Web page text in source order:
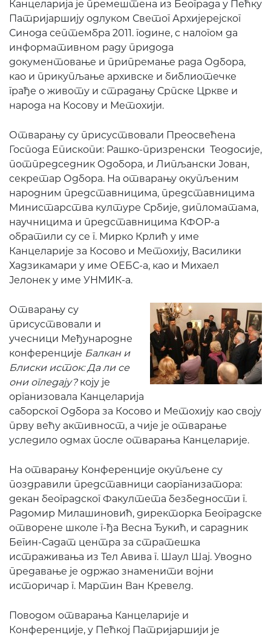
Канцеларија је премештена из Београда у Пећку
Патријаршију одлуком Светог Архијерејског
Синода септембра 2011. године, с налогом да
информативном раду придода
документовање и припремање рада Одбора,
као и прикупљање архивске и библиотечке
грађе о животу и страдању Српске Цркве и
народа на Косову и Метохији.
Отварању су присуствовали Преосвећена
Господа Епископи: Рашко-призренски Теодосије,
потпредседник Одобора, и Липљански Јован,
секретар Одбора. На отварању окупљеним
народним представницима, представницима
Министарства културе Србије, дипломатама,
научницима и представницима КФОР-а
обратили су се г. Мирко Крлић у име
Канцеларије за Косово и Метохију, Василики
Хадзикамари у име ОЕБС-а, као и Михаел
Јелонек у име УНМИК-а.
Отварању су
присуствовали и
учесници Међународне
конференције Балкан и
Блиски исток:Да ли се
они огледају? коју је
организовала Канцеларија
саборског Одбора за Косово и Метохију као своју
прву већу активност, а чије је отварање
уследило одмах после отварања Канцеларије.
На отварању Конференције окупљене су
поздравили представници саорганизатора:
декан београдског Факултета безбедности г.
Радомир Милашиновић, директорка Београдске
отворене школе г-ђа Весна Ђукић, и сарадник
Бегин-Садат центра за стратешка
истраживања из Тел Авива г. Шаул Шај. Уводно
предавање је одржао знаменити војни
историчар г. Мартин Ван Кревелд.
Поводом отварања Канцеларије и
Конференције, у Пећкој Патријаршији је